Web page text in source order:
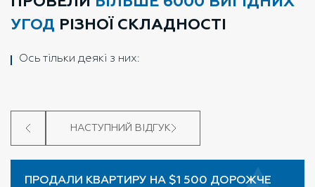
УГОД РІЗНОЇ СКЛАДНОСТІ
Ось тільки деякі з них:
НАСТУПНИЙ ВІДГУК
ПРОДАЛИ КВАРТИРУ НА $1 500 ДОРОЖЧЕ